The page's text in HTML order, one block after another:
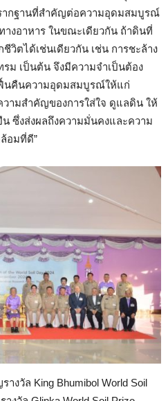
กฐานที่สำคัญต่อความอุดมสมบูรณ์
างอาหาร ในขณะเดียวกัน ถ้าดินที่
วิตได้เช่นเดียวกัน เช่น การชะล้าง
ม เป็นต้น จึงมีความจำเป็นต้อง
นคืนความอุดมสมบูรณ์ให้แก่
ามสำคัญของการใส่ใจ ดูแลดิน ให้
ซึ่งส่งผลถึงความมั่นคงและความ
อมที่ดี”
งวัล King Bhumibol World Soil